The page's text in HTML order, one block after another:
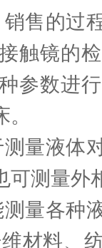
的过程
触镜的
参数进
液体对
可测量外
各种液
材料、